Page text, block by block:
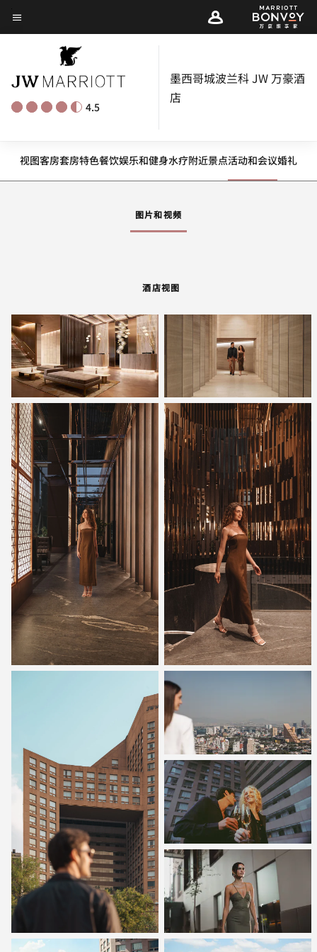
Skip
to菜单文本
4.5
墨西哥城波兰科 JW 万豪酒
店
向左箭头
酒店视图客房套房特色餐饮娱乐和健身水疗附近景点活动和会议婚礼
图片和视频
酒店视图